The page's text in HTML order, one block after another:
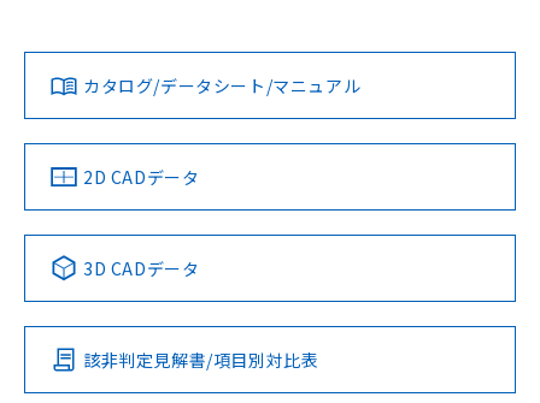
ダウンロードデータをご利用いただく前に、以下を必ずお読
みください。
ソフトウェアの使用条件
対応済み
中国 RoHS 注意事項・凡例
Pb Hg Cd Cr(VI)
O
カタログ/データシート/マニュアル
2D CADデータ
3D CADデータ
該非判定見解書/項目別対比表